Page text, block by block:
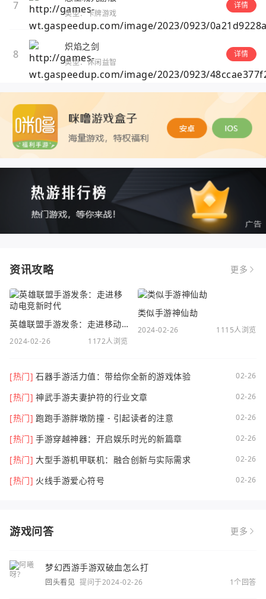
7
类型：卡牌游戏
详情
8
炽焰之剑
类型：休闲益智
详情
资讯攻略 更多
英雄联盟手游发条：走进移动电竞新时代
2024-02-26 1172人浏览
类似手游神仙劫
2024-02-26 1115人浏览
[热门] 石器手游活力值：带给你全新的游戏体验 02-26
[热门] 神武手游夫妻护符的行业文章 02-26
[热门] 跑跑手游胖墩防撞 - 引起读者的注意 02-26
[热门] 手游穿越神器：开启娱乐时光的新篇章 02-26
[热门] 大型手游机甲联机：融合创新与实际需求 02-26
[热门] 火线手游爱心符号 02-26
游戏问答 更多
梦幻西游手游双破血怎么打
回头看见 提问于2024-02-26 1个回答